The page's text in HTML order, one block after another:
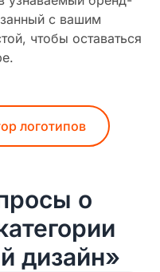
с вашим
чтобы оставаться
логотипов
о
дизайн»